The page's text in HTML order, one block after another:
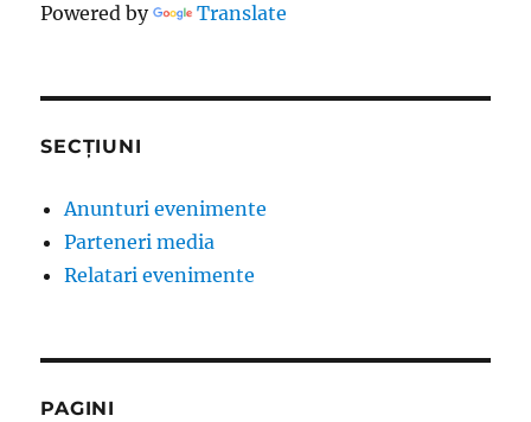
Powered by Translate
SECȚIUNI
Anunturi evenimente
Parteneri media
Relatari evenimente
PAGINI